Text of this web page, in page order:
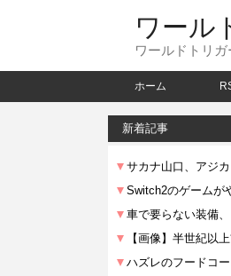
ワール
ワールドトリ
ホーム
新着記事